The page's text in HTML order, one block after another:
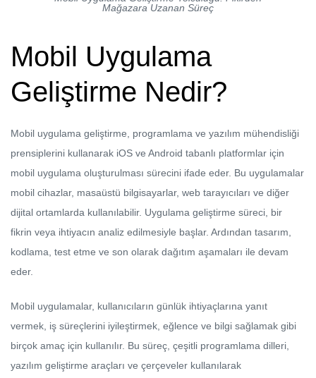
Mağazara Uzanan Süreç
Mobil Uygulama
Geliştirme Nedir?
Mobil uygulama geliştirme, programlama ve yazılım mühendisliği
prensiplerini kullanarak iOS ve Android tabanlı platformlar için
mobil uygulama oluşturulması sürecini ifade eder. Bu uygulamalar
mobil cihazlar, masaüstü bilgisayarlar, web tarayıcıları ve diğer
dijital ortamlarda kullanılabilir. Uygulama geliştirme süreci, bir
fikrin veya ihtiyacın analiz edilmesiyle başlar. Ardından tasarım,
kodlama, test etme ve son olarak dağıtım aşamaları ile devam
eder.
Mobil uygulamalar, kullanıcıların günlük ihtiyaçlarına yanıt
vermek, iş süreçlerini iyileştirmek, eğlence ve bilgi sağlamak gibi
birçok amaç için kullanılır. Bu süreç, çeşitli programlama dilleri,
yazılım geliştirme araçları ve çerçeveler kullanılarak